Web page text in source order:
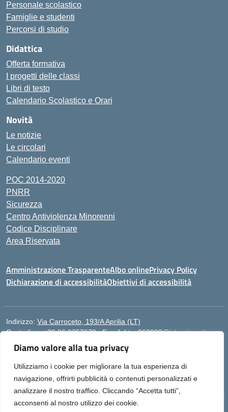
Diamo valore alla tua privacy
Utilizziamo i cookie per migliorare la tua esperienza di
navigazione, offrirti pubblicità o contenuti personalizzati e
analizzare il nostro traffico. Cliccando “Accetta tutti”,
acconsenti al nostro utilizzo dei cookie.
Personale scolastico
Famiglie e studenti
Percorsi di studio
Didattica
Offerta formativa
I progetti delle classi
Libri di testo
Calendario Scolastico e Orari
Novità
Le notizie
Le circolari
Calendario eventi
POC 2014-2020
PNRR
Sicurezza
Centro Antiviolenza Minorenni
Codice Disciplinare
Area Riservata
Amministrazione TrasparenteAlbo onlinePrivacy Policy
Dichiarazione di accessibilitàObiettivi di accessibilità
Indirizzo: Via Carroceto, 193/A Aprilia (LT)
Centralino:+39 06 9257678 Email:Ltps060002@istruzione.it
Posta elettronica certificata (PEC):
Codice meccanografico:
LTPS060002